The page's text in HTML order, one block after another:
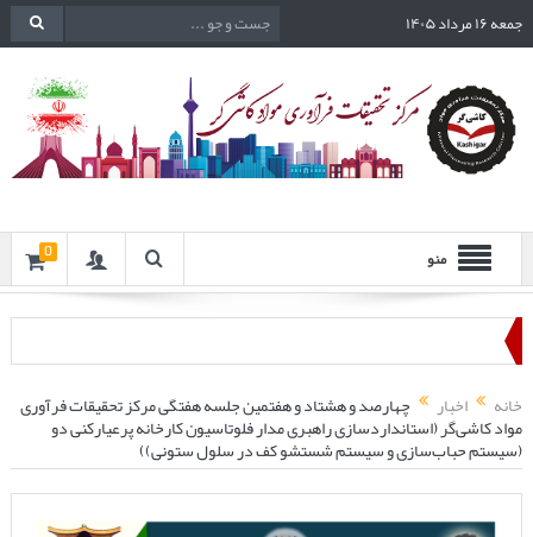
جمعه ۱۶ مرداد ۱۴۰۵
منو 0
خانه اخبار چهارصد و هشتاد و هفتمین جلسه هفتگی مرکز تحقیقات فرآوری
مواد کاشی‌گر (استانداردسازی راهبری مدار فلوتاسیون کارخانه پرعیارکنی دو
(سیستم حباب‌سازی و سیستم شستشو کف در سلول ستونی))